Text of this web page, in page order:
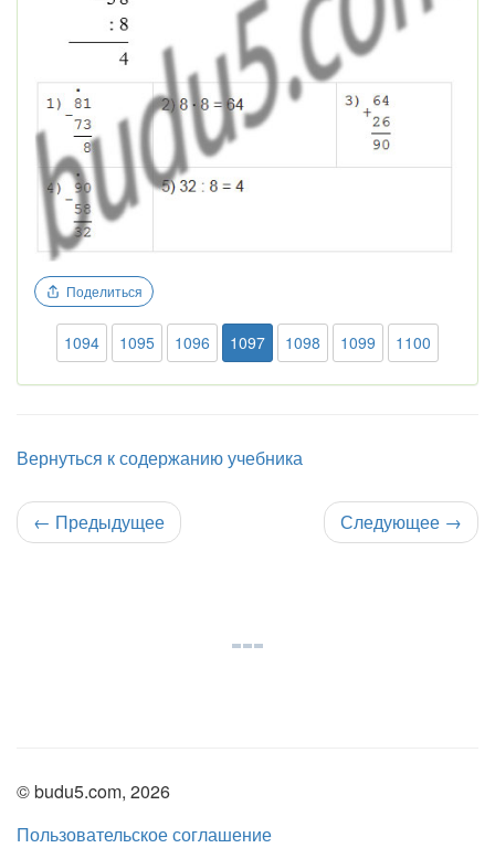
Поделиться
1094 1095 1096 1097 1098 1099 1100
Вернуться к содержанию учебника
← Предыдущее Следующее →
© budu5.com, 2026
Пользовательское соглашение